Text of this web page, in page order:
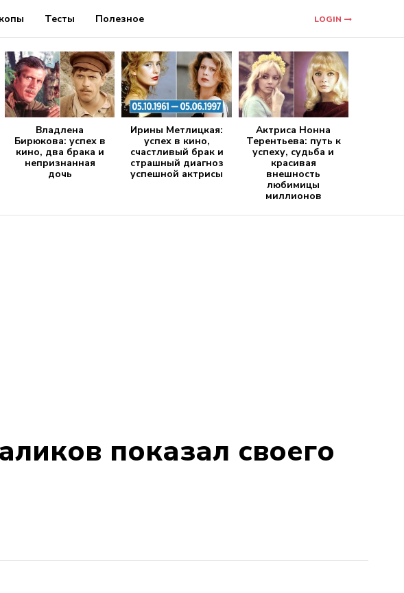
Тесты Полезное LOGIN
Владлена
Бирюкова: успех в
кино, два брака и
непризнанная
дочь
Ирины Метлицкая:
успех в кино,
счастливый брак и
страшный диагноз
успешной актрисы
Актриса Нонна
Терентьева: путь к
успеху, судьба и
красивая
внешность
любимицы
миллионов
показал своего